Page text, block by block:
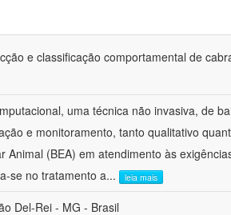
e classificação comportamental de
uma técnica não invasiva, de
e monitoramento, tanto qualitativo
(BEA) em atendimento às
se no tratamento a... leia mais
Del-Rei - MG - Brasil